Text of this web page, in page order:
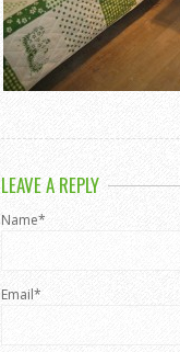
LEAVE A REPLY
Name*
Email*